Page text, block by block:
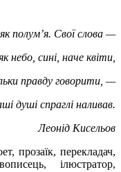
полум’я. Свої слова —
небо, сині, наче квіти,
правду говорити, —
душі спраглі наливав.
Кисельов
прозаїк, перекладач,
ілюстратор,